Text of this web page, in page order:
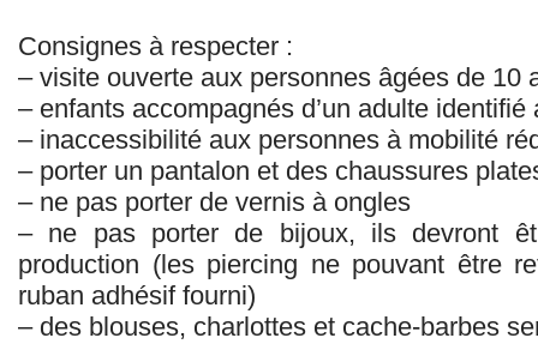
Consignes à respecter :
– visite ouverte aux personnes âgées de 10
– enfants accompagnés d’un adulte
– inaccessibilité aux personnes à mobilité
– porter un pantalon et des chaussures
– ne pas porter de vernis à ongles
– ne pas porter de bijoux, ils devront
production (les piercing ne pouvant être
ruban adhésif fourni)
– des blouses, charlottes et cache-barbes